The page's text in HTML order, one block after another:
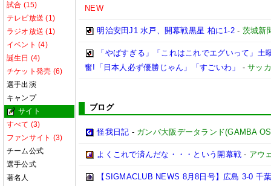
試合 (15)
テレビ放送 (1)
ラジオ放送 (1)
イベント (4)
誕生日 (4)
チケット発売 (6)
選手出演
キャンプ
サイト
すべて (3)
ファンサイト (3)
チーム公式
選手公式
著名人
NEW
明治安田J1 水戸、開幕戦黒星 柏に1-2- 茨城新
「やばすぎる」「これはこれでエグいって」
奮!「日本人必ず優勝じゃん」「すごいわ」
-サッ
ブログ
怪我日記 - ガンバ大阪データランド(GAMBA
よくこれで済んだな・・・という開幕戦 - アウ
【SIGMACLUB NEWS 8月8日号】広島 3-0